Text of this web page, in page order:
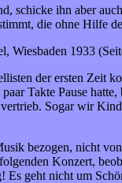
schicke ihn aber
die ohne Hilfe
Wiesbaden 1933
der ersten Zeit
Takte Pause
Sogar wir
bezogen, nicht
Konzert,
geht nicht um